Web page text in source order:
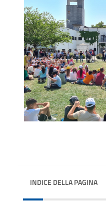
INDICE DELLA PAGINA